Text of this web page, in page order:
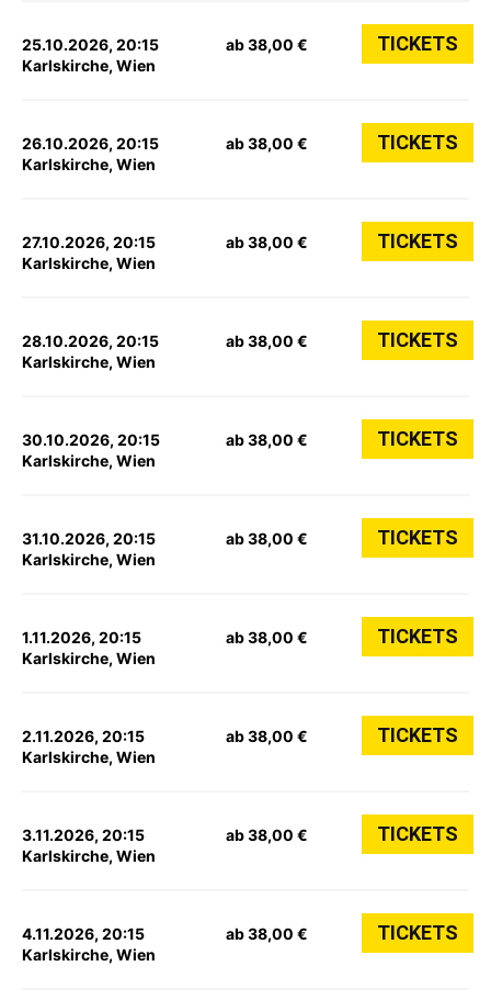
25.10.2026, 20:15
Karlskirche, Wien
ab 38,00 € TICKETS
26.10.2026, 20:15
Karlskirche, Wien
ab 38,00 € TICKETS
27.10.2026, 20:15
Karlskirche, Wien
ab 38,00 € TICKETS
28.10.2026, 20:15
Karlskirche, Wien
ab 38,00 € TICKETS
30.10.2026, 20:15
Karlskirche, Wien
ab 38,00 € TICKETS
31.10.2026, 20:15
Karlskirche, Wien
ab 38,00 € TICKETS
1.11.2026, 20:15
Karlskirche, Wien
ab 38,00 € TICKETS
2.11.2026, 20:15
Karlskirche, Wien
ab 38,00 € TICKETS
3.11.2026, 20:15
Karlskirche, Wien
ab 38,00 € TICKETS
4.11.2026, 20:15
Karlskirche, Wien
ab 38,00 € TICKETS